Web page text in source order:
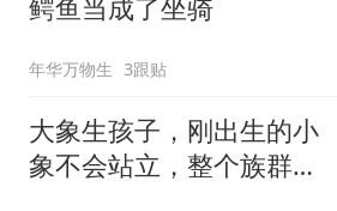
鳄鱼当成了坐骑
年华万物生 3跟贴
大象生孩子，刚出生的小
象不会站立，整个族群帮